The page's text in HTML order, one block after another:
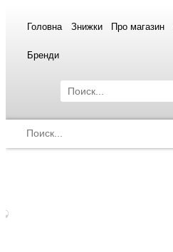
Головна Знижки Про магазин
Бренди